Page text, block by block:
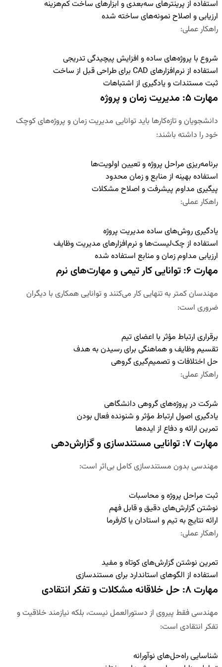
استفاده از پرینترهای سه‌بعدی و ابزارهای ساخت کم‌هزینه
ارزیابی و اصلاح نمونه‌های ساخته شده
راهکار عملی:
شروع با پروژه‌های ساده و افزایش پیچیدگی تدریجی
استفاده از نرم‌افزارهای CAD برای طراحی قبل از ساخت
ثبت مستندات و یادگیری از اشتباهات
مهارت ۵: مدیریت زمان و پروژه
دانشجویان و تازه‌کارها باید توانایی مدیریت زمان و پروژه‌های کوچک
خود را داشته باشند:
برنامه‌ریزی مراحل پروژه و تعیین اولویت‌ها
استفاده بهینه از منابع و زمان محدود
پیگیری مداوم پیشرفت و اصلاح مشکلات
راهکار عملی:
یادگیری روش‌های ساده مدیریت پروژه
استفاده از چک‌لیست‌ها و نرم‌افزارهای مدیریت وظایف
ارزیابی مداوم زمان و منابع استفاده شده
مهارت ۶: توانایی کار تیمی و مهارت‌های نرم
مهندسان کمتر به تنهایی کار می‌کنند و توانایی همکاری با دیگران
ضروری است:
برقراری ارتباط مؤثر با اعضای تیم
تقسیم وظایف و هماهنگی برای رسیدن به هدف
حل اختلافات و تصمیم‌گیری گروهی
راهکار عملی:
شرکت در پروژه‌های گروهی دانشگاهی
یادگیری اصول ارتباط مؤثر و شنونده فعال بودن
تمرین ارائه و دفاع از ایده‌ها
مهارت ۷: توانایی مستندسازی و گزارش‌دهی
مهندسی بدون مستندسازی کامل بی‌اثر است:
ثبت مراحل پروژه و محاسبات
نوشتن گزارش‌های دقیق و قابل فهم
ارائه نتایج به تیم و استادان یا کارفرما
راهکار عملی:
تمرین نوشتن گزارش‌های کوتاه و مفید
استفاده از الگوهای استاندارد برای مستندسازی
مهارت ۸: حل خلاقانه مشکلات و تفکر انتقادی
مهندسی فقط پیروی از دستورالعمل نیست، بلکه نیازمند خلاقیت و
تفکر انتقادی است:
شناسایی راه‌حل‌های نوآورانه